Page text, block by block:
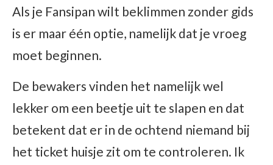
Als je Fansipan wilt beklimmen zonder gids
is er maar één optie, namelijk dat je vroeg
moet beginnen.
De bewakers vinden het namelijk wel
lekker om een beetje uit te slapen en dat
betekent dat er in de ochtend niemand bij
het ticket huisje zit om te controleren. Ik